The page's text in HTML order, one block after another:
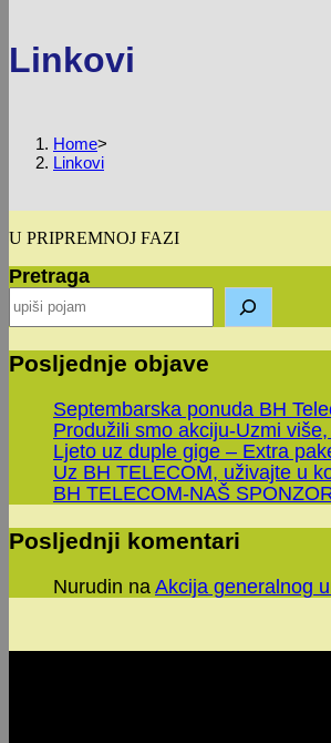
Linkovi
Home>
Linkovi
U PRIPREMNOJ FAZI
Pretraga
Posljednje objave
Septembarska ponuda BH
Produžili smo akciju-Uzmi
Ljeto uz duple gige – Extra
Uz BH TELECOM, uživajte u
BH TELECOM-NAŠ
Posljednji komentari
Nurudin na Akcija generalnog